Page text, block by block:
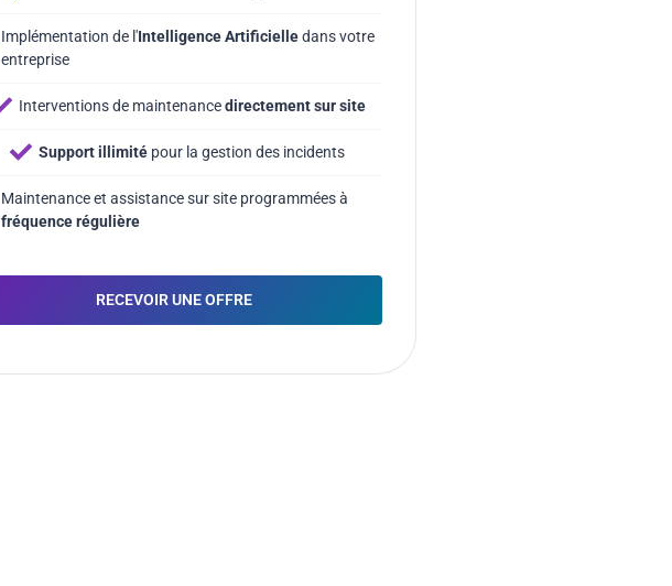
Implémentation de l'Intelligence Artificielledans votre
entreprise
Interventions de maintenancedirectement sur site
Support illimité pour la gestion des incidents
Maintenance et assistance sur site programmées à
fréquence régulière
RECEVOIR UNE OFFRE